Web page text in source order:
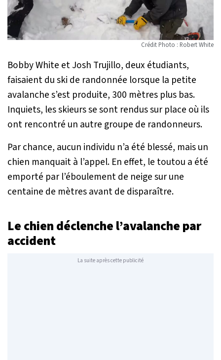
Crédit Photo : Robert White
Bobby White et Josh Trujillo, deux étudiants,
faisaient du ski de randonnée lorsque la petite
avalanche s’est produite, 300 mètres plus bas.
Inquiets, les skieurs se sont rendus sur place où ils
ont rencontré un autre groupe de randonneurs.
Par chance, aucun individu n’a été blessé, mais un
chien manquait à l’appel. En effet, le toutou a été
emporté par l’éboulement de neige sur une
centaine de mètres avant de disparaître.
Le chien déclenche l’avalanche par
accident
La suite après cette publicité